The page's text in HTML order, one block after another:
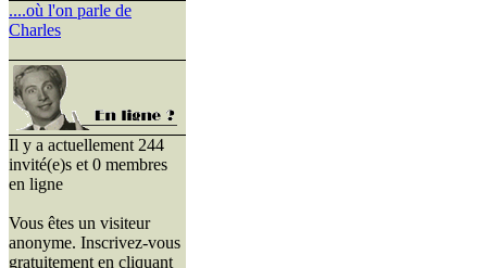
....où l'on parle de
Charles
Il y a actuellement 244
invité(e)s et 0 membres
en ligne
Vous êtes un visiteur
anonyme. Inscrivez-vous
gratuitement en cliquant